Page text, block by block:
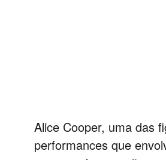
Alice Cooper, uma das
performances que